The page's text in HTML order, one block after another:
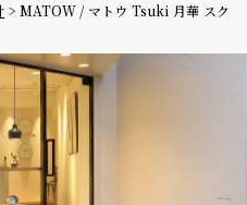
MATOW / マトウ Tsuki 月華 スク